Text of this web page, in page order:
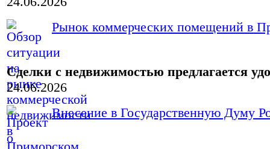
Рынок коммерческих помещений в
Сделки с недвижимостью предлагается
24.06.2026
Внесение в Государственную Думу